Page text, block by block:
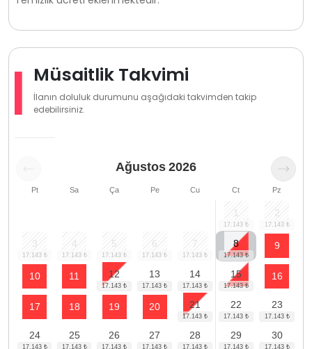
Müsaitlik Takvimi
İlanın doluluk durumunu aşağıdaki takvimden takip
edebilirsiniz.
Ağustos 2026
Pt Sa Ça Pe Cu Ct Pz
1 2
3 4 5 6 7 8 9
10 11 12 13 14 15 16
17 18 19 20 21 22 23
24 25 26 27 28 29 30